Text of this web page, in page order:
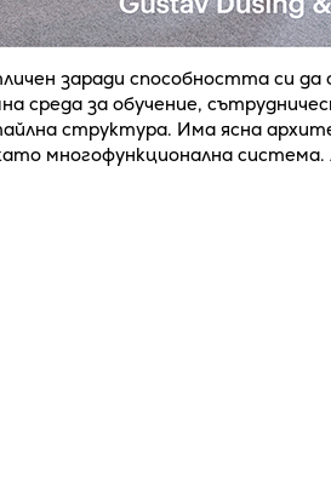
заради способността си да
среда за обучение,
структура. Има ясна
многофункционална